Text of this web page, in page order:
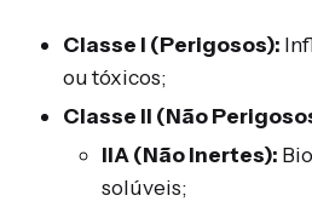
Classe I (Perigosos):
ou tóxicos;
Classe II (Não
IIA (Não Inertes):
solúveis;